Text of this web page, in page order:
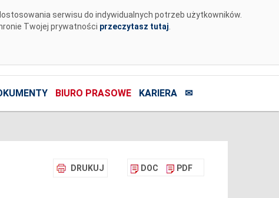
serwisu do indywidualnych potrzeb użytkowników.
Twojej prywatności przeczytasz tutaj
BIURO PRASOWE KARIERA ✉
DRUKUJ DOC PDF